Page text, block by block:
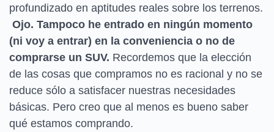
profundizado en aptitudes reales sobre los terrenos.
Ojo. Tampoco he entrado en ningún momento
(ni voy a entrar) en la conveniencia o no de
comprarse un SUV. Recordemos que la elección
de las cosas que compramos no es racional y no se
reduce sólo a satisfacer nuestras necesidades
básicas. Pero creo que al menos es bueno saber
qué estamos comprando.